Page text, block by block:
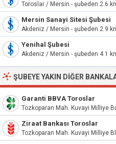
Toroslar / Mersin - şubeden 2.6
Mersin Sanayi Sitesi Şubesi
Akdeniz / Mersin - şubeden 2.9
Yenihal Şubesi
Akdeniz / Mersin - şubeden 4.1
ŞUBEYE YAKIN DIĞER
Garanti BBVA Toroslar
Tozkoparan Mah. Kuvayi Milliye
Ziraat Bankası Toroslar
Tozkoparan Mah. Kuvayi Milliye